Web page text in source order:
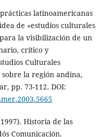
latinoamericanas
de «estudios culturales
la visibilización de un
crítico y
Culturales
la región andina,
pp. 73-112. DOI:
Historia de las
Comunicación.